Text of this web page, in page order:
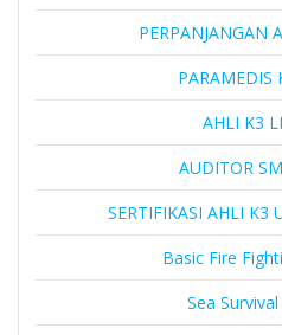
PERPANJANGAN
PARAMEDIS
AHLI K3
AUDITOR
SERTIFIKASI AHLI K3
Basic Fire
Sea